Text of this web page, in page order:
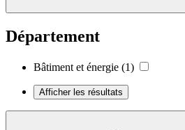
Département
Bâtiment et énergie (1)
Afficher les résultats